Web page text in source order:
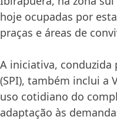
hoje ocupadas por
praças e áreas de
A iniciativa, conduzida
(SPI), também inclui a
uso cotidiano do
adaptação às